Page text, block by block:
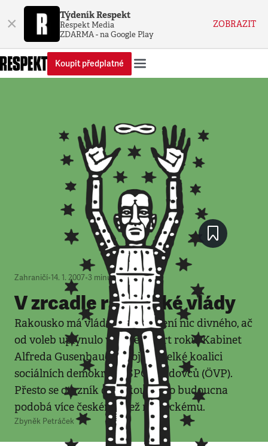
× Týdeník Respekt
Respekt Media
ZDARMA - na Google Play
ZOBRAZIT
Koupit předplatné
Zahraničí•14. 1. 2007•3 minuty
V zrcadle rakouské vlády
Rakousko má vládu. Na tom není nic divného, ač
od voleb uplynulo více než čtvrt roku. Kabinet
Alfreda Gusenbauera stojí na velké koalici
sociálních demokratů (SPÖ) a lidovců (ÖVP).
Přesto se otazník do rakouského budoucna
podobá více českému než německému.
Zbyněk Petráček